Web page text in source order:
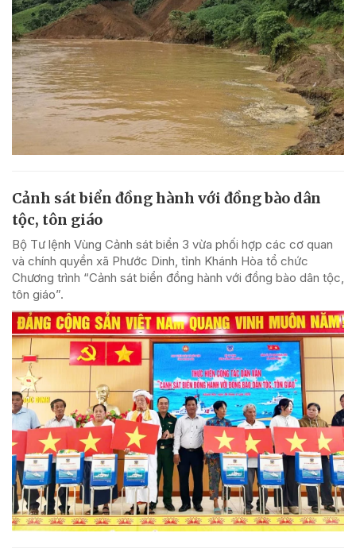
Cảnh sát biển đồng hành với đồng bào dân
tộc, tôn giáo
Bộ Tư lệnh Vùng Cảnh sát biển 3 vừa phối hợp các cơ quan
và chính quyền xã Phước Dinh, tỉnh Khánh Hòa tổ chức
Chương trình “Cảnh sát biển đồng hành với đồng bào dân tộc,
tôn giáo”.